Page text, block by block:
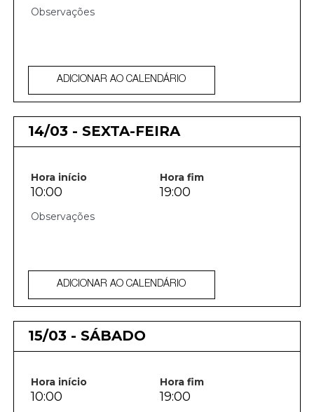
ADICIONAR AO CALENDÁRIO
14/03 - SEXTA-FEIRA
Hora início Hora fim
10:00 19:00
ADICIONAR AO CALENDÁRIO
15/03 - SÁBADO
Hora início Hora fim
10:00 19:00